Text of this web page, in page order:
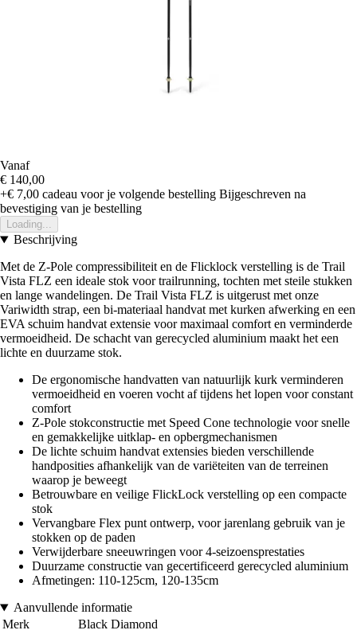
Vanaf
€ 140,00
+€ 7,00 cadeau voor je volgende bestelling Bijgeschreven na
bevestiging van je bestelling
Loading...
Beschrijving
Met de Z-Pole compressibiliteit en de Flicklock verstelling is de Trail
Vista FLZ een ideale stok voor trailrunning, tochten met steile stukken
en lange wandelingen. De Trail Vista FLZ is uitgerust met onze
Variwidth strap, een bi-materiaal handvat met kurken afwerking en een
EVA schuim handvat extensie voor maximaal comfort en verminderde
vermoeidheid. De schacht van gerecycled aluminium maakt het een
lichte en duurzame stok.
De ergonomische handvatten van natuurlijk kurk verminderen
vermoeidheid en voeren vocht af tijdens het lopen voor constant
comfort
Z-Pole stokconstructie met Speed Cone technologie voor snelle
en gemakkelijke uitklap- en opbergmechanismen
De lichte schuim handvat extensies bieden verschillende
handposities afhankelijk van de variëteiten van de terreinen
waarop je beweegt
Betrouwbare en veilige FlickLock verstelling op een compacte
stok
Vervangbare Flex punt ontwerp, voor jarenlang gebruik van je
stokken op de paden
Verwijderbare sneeuwringen voor 4-seizoensprestaties
Duurzame constructie van gecertificeerd gerecycled aluminium
Afmetingen: 110-125cm, 120-135cm
Aanvullende informatie
Merk
Black Diamond